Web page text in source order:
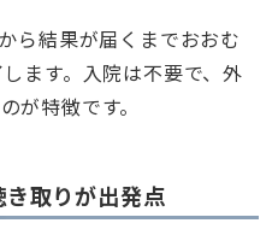
ら結果が届くまでおおむ
ます。入院は不要で、外
が特徴です。
取りが出発点